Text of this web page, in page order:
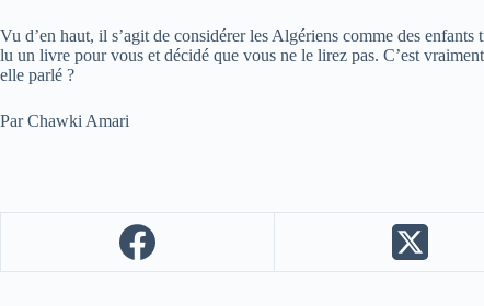
Vu d’en haut, il s’agit de considérer les Algériens comme des
lu un livre pour vous et décidé que vous ne le lirez pas. C’est
elle parlé ?
Par Chawki Amari